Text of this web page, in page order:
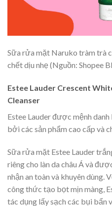
Sữa rửa mặt Naruko tràm trà
chết dịu nhẹ (Nguồn: Shopee
Estee Lauder Crescent
Cleanser
Estee Lauder được mệnh
bởi các sản phẩm cao cấp và
Sữa rửa mặt Estee Lauder
riêng cho làn da châu Á và
nhận an toàn và khuyên dùng.
công thức tạo bọt mịn màng,
tác dụng lấy sạch các bụi bẩn